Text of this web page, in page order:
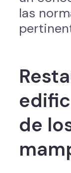
las
de